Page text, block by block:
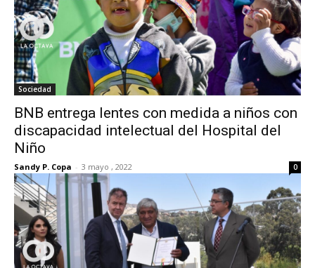
Sociedad
BNB entrega lentes con medida a niños con
discapacidad intelectual del Hospital del
Niño
Sandy P. Copa - 3 mayo , 2022 0